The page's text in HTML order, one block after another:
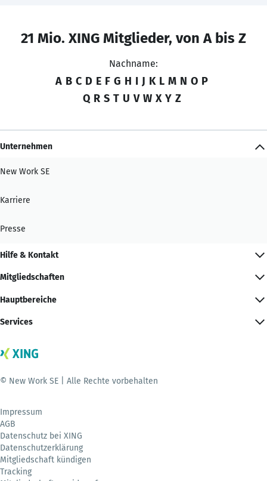
21 Mio. XING Mitglieder, von A bis Z
Nachname:
A B C D E F G H I J K L M N O P
Q R S T U V W X Y Z
Unternehmen
New Work SE
Karriere
Presse
Hilfe & Kontakt
Mitgliedschaften
Hauptbereiche
Services
© New Work SE | Alle Rechte vorbehalten
Impressum
AGB
Datenschutz bei XING
Datenschutzerklärung
Mitgliedschaft kündigen
Tracking